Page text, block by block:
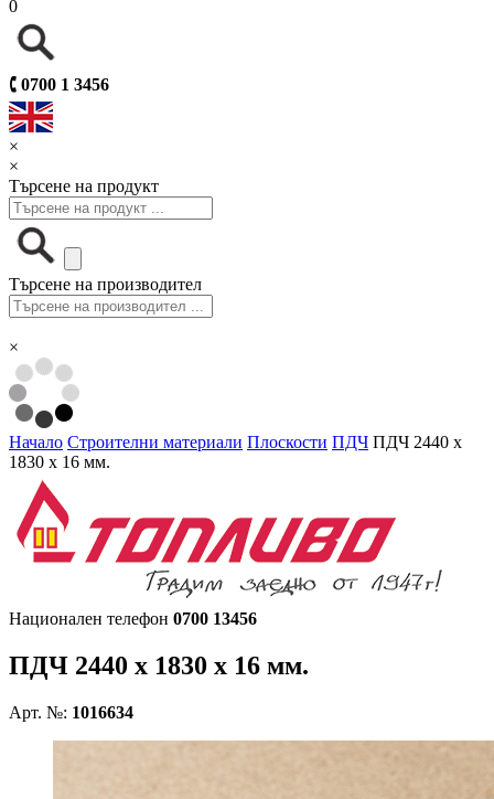
0
🕻 0700 1 3456
×
×
Търсене на продукт
Търсене на производител
×
Начало Строителни материали Плоскости ПДЧ ПДЧ 2440 х
1830 х 16 мм.
Национален телефон 0700 13456
ПДЧ 2440 х 1830 х 16 мм.
Арт. №: 1016634